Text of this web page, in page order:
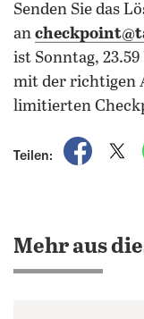
Senden Sie das
an
ist Sonntag,
mit der richtigen
limitierten
Teilen:
auf
Mehr aus